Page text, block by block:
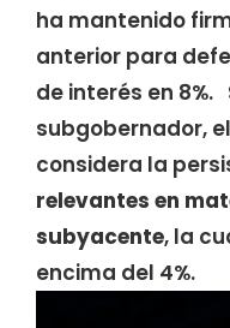
ha mantenido
anterior para
de interés en 8%.
subgobernador,
considera la
relevantes en
subyacente, la
encima del 4%.